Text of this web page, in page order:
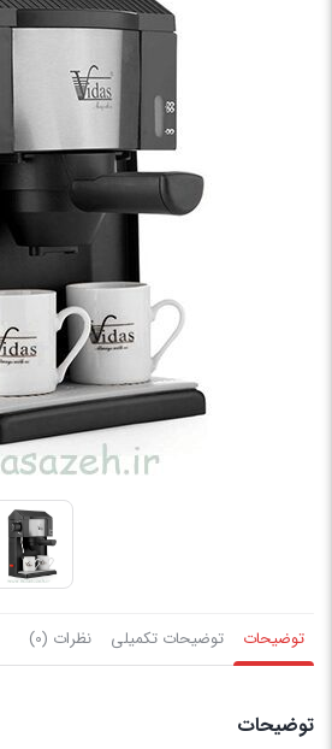
توضیحات توضیحات تکمیلی نظرات (0)
توضیحات